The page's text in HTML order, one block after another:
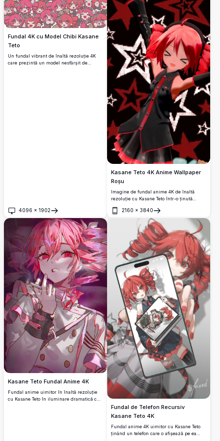
Fundal 4K cu Model Chibi Kasane
Teto
Un fundal vibrant de înaltă rezoluție 4K
care prezintă un model nesfârșit de
4096 × 1902
Deschide
Kasane Teto 4K Anime Wallpaper
Roșu
Imagine de fundal anime 4K de înaltă
rezoluție cu Kasane Teto într-o ținută
Fundalul dinamic cu model de stele
creează un impact vizual vibrant. Perfectă
pentru fanii care caută lucrări de artă cu
personaje anime de calitate premium cu o
schemă de culori roșu și negru
îndrăzneață.
2160 × 3840
Deschide
Kasane Teto Fundal Anime 4K
Fundal anime uimitor în înaltă rezoluție
cu Kasane Teto în iluminare dramatică cu
Fundal de Telefon Recursiv
Kasane Teto 4K
Fundal anime 4K uimitor cu Kasane Teto
ținând un telefon care o afișează pe ea